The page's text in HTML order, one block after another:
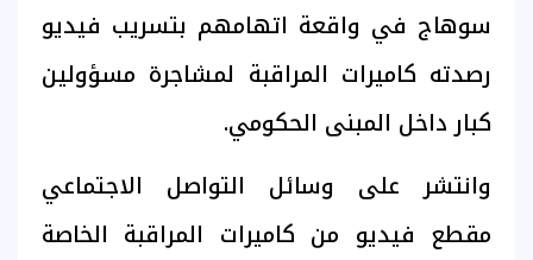
سوهاج في واقعة اتهامهم بتسريب فيديو
رصدته كاميرات المراقبة لمشاجرة مسؤولين
كبار داخل المبنى الحكومي.
وانتشر على وسائل التواصل الاجتماعي
مقطع فيديو من كاميرات المراقبة الخاصة